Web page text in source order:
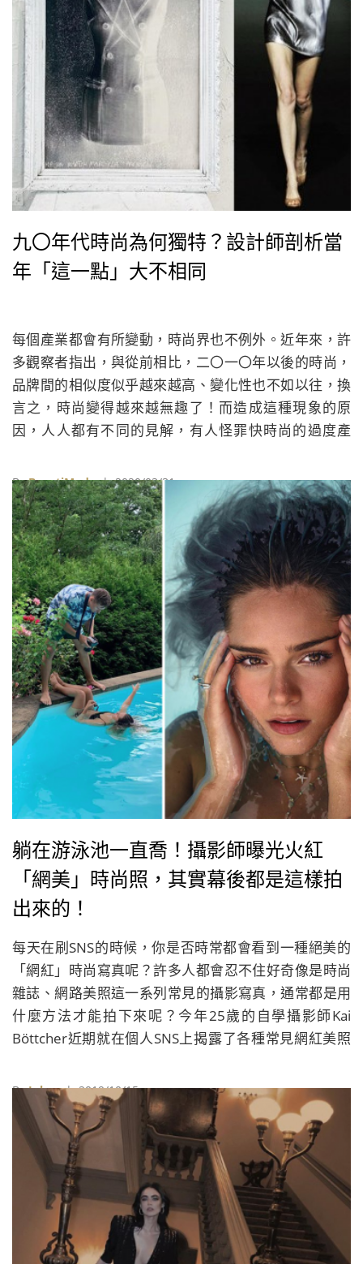
九〇年代時尚為何獨特？設計師剖析當
年「這一點」大不相同
每個產業都會有所變動，時尚界也不例外。近年來，許
多觀察者指出，與從前相比，二〇一〇年以後的時尚，
品牌間的相似度似乎越來越高、變化性也不如以往，換
言之，時尚變得越來越無趣了！而造成這種現象的原
因，人人都有不同的見解，有人怪罪快時尚的過度產
時尚意見領袖膚淺的分享取代雜誌優秀的時尚評論，讓
品牌難以推出創新的作品；而2015年宣布不再推出成
衣，2020年又宣布退出時尚舞台的「時尚頑童」Jean
Paul Gaultier則認為，市場對新產品幾近狂熱的需求，
也是服裝創意逐漸枯竭的幫兇！有「跨界鬼才」美譽的
台灣設計師周裕穎，則從創作形態的角度出發，直指
Instagram、Pinterest、Google等工具與平台，正是造
成是現今創作者創意火花不足的主因。
ByBeautiMode| 2020/03/31
躺在游泳池一直喬！攝影師曝光火紅
「網美」時尚照，其實幕後都是這樣拍
出來的！
每天在刷SNS的時候，你是否時常都會看到一種絕美的
「網紅」時尚寫真呢？許多人都會忍不住好奇像是時尚
雜誌、網路美照這一系列常見的攝影寫真，通常都是用
什麼方法才能拍下來呢？今年25歲的自學攝影師Kai
Böttcher近期就在個人SNS上揭露了各種常見網紅美照
ByJuksy| 2019/10/15